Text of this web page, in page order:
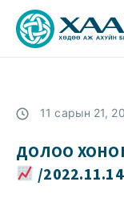
11 сарын 21,
ДОЛОО
/